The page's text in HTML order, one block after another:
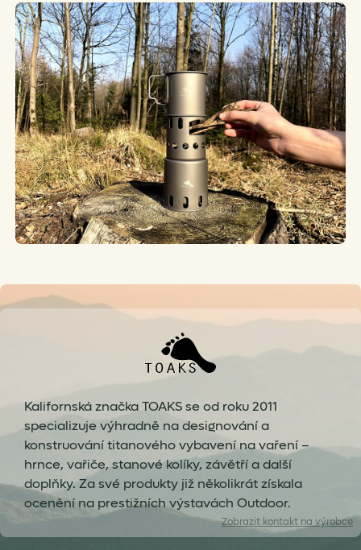
Kalifornská značka TOAKS se od roku 2011
specializuje výhradně na designování a
konstruování titanového vybavení na vaření –
hrnce, vařiče, stanové kolíky, závětří a další
doplňky. Za své produkty již několikrát získala
ocenění na prestižních výstavách Outdoor.
Zobrazit kontakt na výrobce